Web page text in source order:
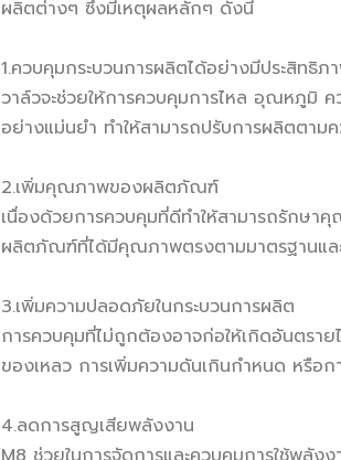
ผลิตต่างๆ ซึ่งมีเหตุผลหลักๆ ดังนี้
1.ควบคุมกระบวนการผลิตได้อย่างมีประสิทธิภ
วาล์วจะช่วยให้การควบคุมการไหล อุณหภูมิ ค
อย่างแม่นยำ ทำให้สามารถปรับการผลิตตาม
2.เพิ่มคุณภาพของผลิตภัณฑ์
เนื่องด้วยการควบคุมที่ดีทำให้สามารถรักษ
ผลิตภัณฑ์ที่ได้มีคุณภาพตรงตามมาตรฐานแล
3.เพิ่มความปลอดภัยในกระบวนการผลิต
การควบคุมที่ไม่ถูกต้องอาจก่อให้เกิดอันตรา
ของเหลว การเพิ่มความดันเกินกำหนด หรือ
4.ลดการสูญเสียพลังงาน